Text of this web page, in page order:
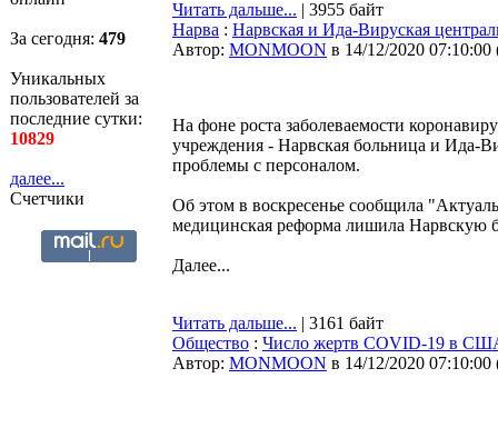
За сегодня: 479
Уникальных
пользователей за
последние сутки:
10829
далее...
Счетчики
Читать дальше... | 3955 байт
Нарва : Нарвская и Ида-Вируская
Автор: MONMOON в 14/12/2020 07:10:00
На фоне роста заболеваемости
учреждения - Нарвская больница и Ида-
проблемы с персоналом.
Об этом в воскресенье сообщила
медицинская реформа лишила Нарвскую
Далее...
Читать дальше... | 3161 байт
Общество : Число жертв COVID-19 в
Автор: MONMOON в 14/12/2020 07:10:00